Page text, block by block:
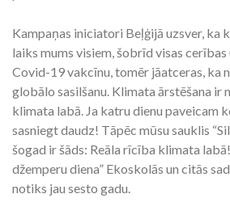
Kampaņas iniciatori Beļģijā uzsver, ka
laiks mums visiem, šobrīd visas cerības
Covid-19 vakcīnu, tomēr jāatceras, ka
globālo sasilšanu. Klimata ārstēšana ir
klimata labā. Ja katru dienu paveicam
sasniegt daudz! Tāpēc mūsu sauklis
šogad ir šāds: Reāla rīcība klimata
džemperu diena” Ekoskolās un citās
notiks jau sesto gadu.